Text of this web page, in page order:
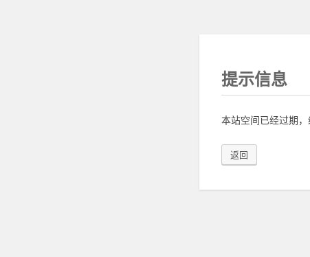
提示信息
本站空间已经过期
返回